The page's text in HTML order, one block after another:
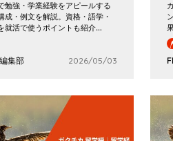
勉強・学業経験をアピールする
成・例文を解説。資格・語学・
就活で使うポイントも紹介…
集部
2026/05/03